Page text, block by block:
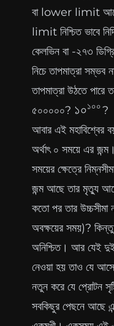
Connect with me
GitHub
বা lower limit আছে
limit নিশ্চিত ভাবে
কেলভিন বা -২৭৩
নিচে তাপমাত্রা
তাপমাত্রা উঠতে পারে
৫০০০০০? ১০১০০?
আবার এই
অর্থাৎ ০ সময়ে এর
সময়ের ক্ষেত্রে
জন্ম আছে তার মৃত্যু
কতো পর তার উচ্চসীমা
অবক্ষয়ের সময়)? কিন্তু
অনিশ্চিত। আর যেই দুই
নেওয়া হয় তাও যে
নতুন করে যে প্রোটন
সবকিছুর পেছনে আছে